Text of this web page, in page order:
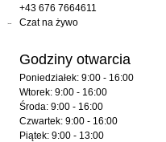
+43 676 7664611
Czat na żywo
Godziny otwarcia
Poniedziałek: 9:00 - 16:00
Wtorek: 9:00 - 16:00
Środa: 9:00 - 16:00
Czwartek: 9:00 - 16:00
Piątek: 9:00 - 13:00